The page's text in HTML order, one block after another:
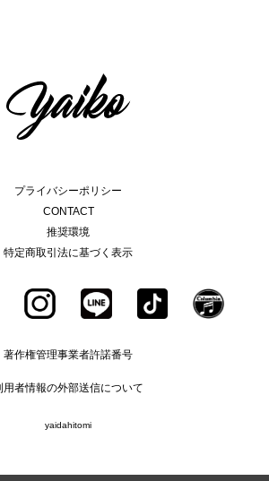
プライバシーポリシー
CONTACT
推奨環境
特定商取引法に基づく表示
著作権管理事業者許諾番号
用者情報の外部送信について
yaidahitomi